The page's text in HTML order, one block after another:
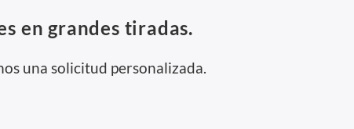
en grandes tiradas.
una solicitud personalizada.